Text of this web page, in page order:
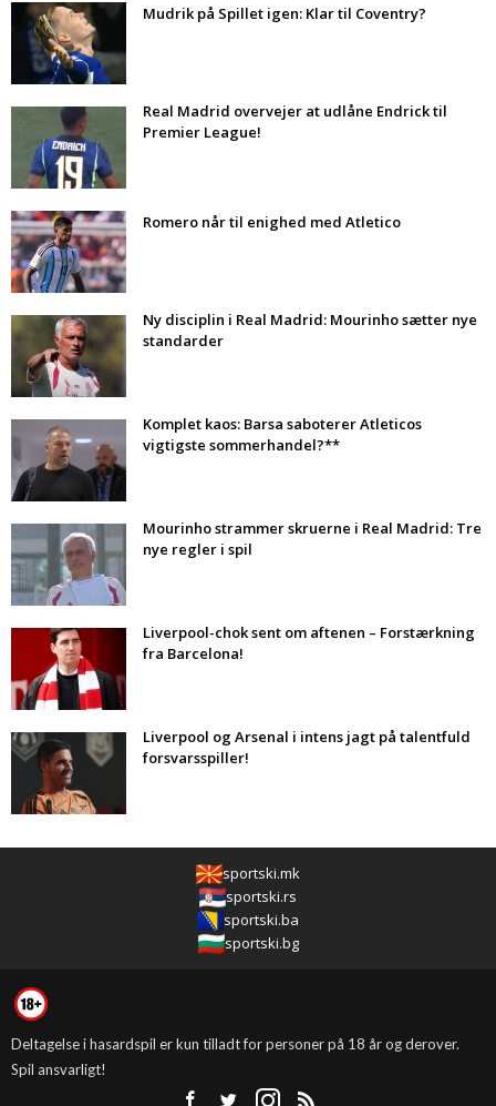
Mudrik på Spillet igen: Klar til Coventry?
Real Madrid overvejer at udlåne Endrick til
Premier League!
Romero når til enighed med Atletico
Ny disciplin i Real Madrid: Mourinho sætter nye
standarder
Komplet kaos: Barsa saboterer Atleticos
vigtigste sommerhandel?**
Mourinho strammer skruerne i Real Madrid: Tre
nye regler i spil
Liverpool-chok sent om aftenen – Forstærkning
fra Barcelona!
Liverpool og Arsenal i intens jagt på talentfuld
forsvarsspiller!
sportski.mk
sportski.rs
sportski.ba
sportski.bg
Deltagelse i hasardspil er kun tilladt for personer på 18 år og derover.
Spil ansvarligt!